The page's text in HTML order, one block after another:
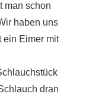
man schon
haben uns
ein Eimer mit
dran